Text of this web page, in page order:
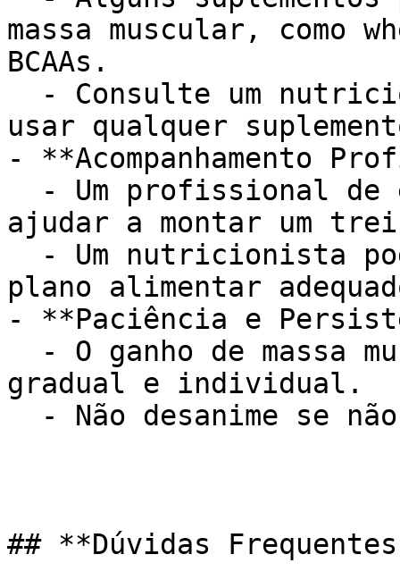
massa muscular, como
BCAAs.
usar qualquer
- **Acompanhamento
ajudar a montar um
plano alimentar
- **Paciência e
gradual e individual.
## **Dúvidas